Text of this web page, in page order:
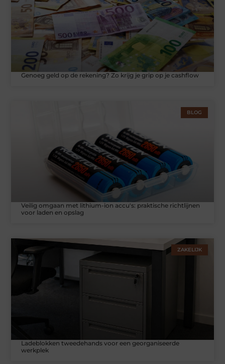
Genoeg geld op de rekening? Zo krijg je grip op je cashflow
BLOG
Veilig omgaan met lithium-ion accu's: praktische richtlijnen
voor laden en opslag
ZAKELIJK
Ladeblokken tweedehands voor een georganiseerde
werkplek